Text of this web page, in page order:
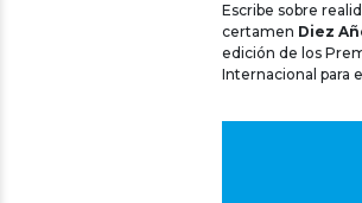
Escribe sobre
certamen Diez
edición de los
Internacional para